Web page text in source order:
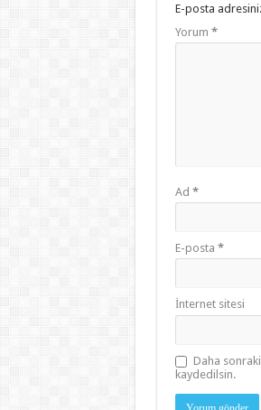
E-posta
Yorum *
Ad *
E-posta *
İnternet sitesi
Daha
kaydedilsin.